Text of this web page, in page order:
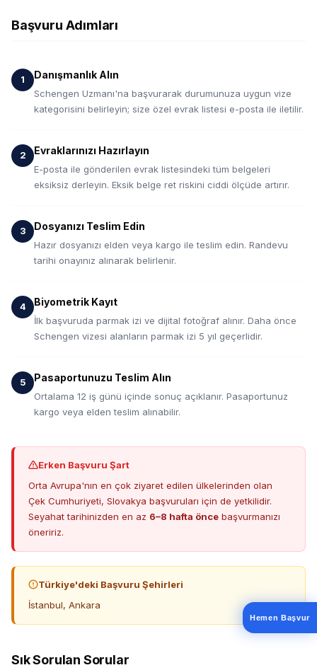
Başvuru Adımları
Danışmanlık Alın
Schengen Uzmanı'na başvurarak durumunuza uygun vize
kategorisini belirleyin; size özel evrak listesi e-posta ile iletilir.
Evraklarınızı Hazırlayın
E-posta ile gönderilen evrak listesindeki tüm belgeleri
eksiksiz derleyin. Eksik belge ret riskini ciddi ölçüde artırır.
Dosyanızı Teslim Edin
Hazır dosyanızı elden veya kargo ile teslim edin. Randevu
tarihi onayınız alınarak belirlenir.
Biyometrik Kayıt
İlk başvuruda parmak izi ve dijital fotoğraf alınır. Daha önce
Schengen vizesi alanların parmak izi 5 yıl geçerlidir.
Pasaportunuzu Teslim Alın
Ortalama 12 iş günü içinde sonuç açıklanır. Pasaportunuz
kargo veya elden teslim alınabilir.
Erken Başvuru Şart
Orta Avrupa'nın en çok ziyaret edilen ülkelerinden olan
Çek Cumhuriyeti, Slovakya başvuruları için de yetkilidir.
Seyahat tarihinizden en az 6–8 hafta önce başvurmanızı
öneririz.
Türkiye'deki Başvuru Şehirleri
İstanbul, Ankara
Sık Sorulan Sorular
Hemen Başvur